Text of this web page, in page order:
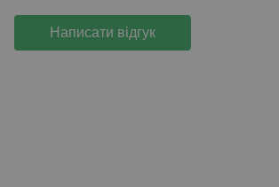
Написати відгук